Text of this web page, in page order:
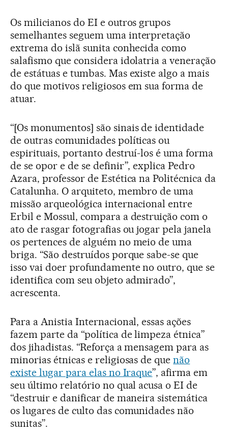
Os milicianos do EI e outros grupos
semelhantes seguem uma interpretação
extrema do islã sunita conhecida como
salafismo que considera idolatria a veneração
de estátuas e tumbas. Mas existe algo a mais
do que motivos religiosos em sua forma de
atuar.
“[Os monumentos] são sinais de identidade
de outras comunidades políticas ou
espirituais, portanto destruí-los é uma forma
de se opor e de se definir”, explica Pedro
Azara, professor de Estética na Politécnica da
Catalunha. O arquiteto, membro de uma
missão arqueológica internacional entre
Erbil e Mossul, compara a destruição com o
ato de rasgar fotografias ou jogar pela janela
os pertences de alguém no meio de uma
briga. “São destruídos porque sabe-se que
isso vai doer profundamente no outro, que se
identifica com seu objeto admirado”,
acrescenta.
Para a Anistia Internacional, essas ações
fazem parte da “política de limpeza étnica”
dos jihadistas. “Reforça a mensagem para as
minorias étnicas e religiosas de quenão
existe lugar para elas no Iraque”, afirma em
seu último relatório no qual acusa o EI de
“destruir e danificar de maneira sistemática
os lugares de culto das comunidades não
sunitas”.